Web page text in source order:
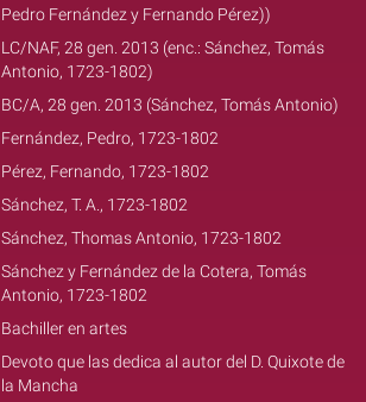
Pedro Fernández y Fernando Pérez))
LC/NAF, 28 gen. 2013 (enc.: Sánchez, Tomás
Antonio, 1723-1802)
BC/A, 28 gen. 2013 (Sánchez, Tomás Antonio)
Fernández, Pedro, 1723-1802
Pérez, Fernando, 1723-1802
Sánchez, T. A., 1723-1802
Sánchez, Thomas Antonio, 1723-1802
Sánchez y Fernández de la Cotera, Tomás
Antonio, 1723-1802
Bachiller en artes
Devoto que las dedica al autor del D. Quixote de
la Mancha